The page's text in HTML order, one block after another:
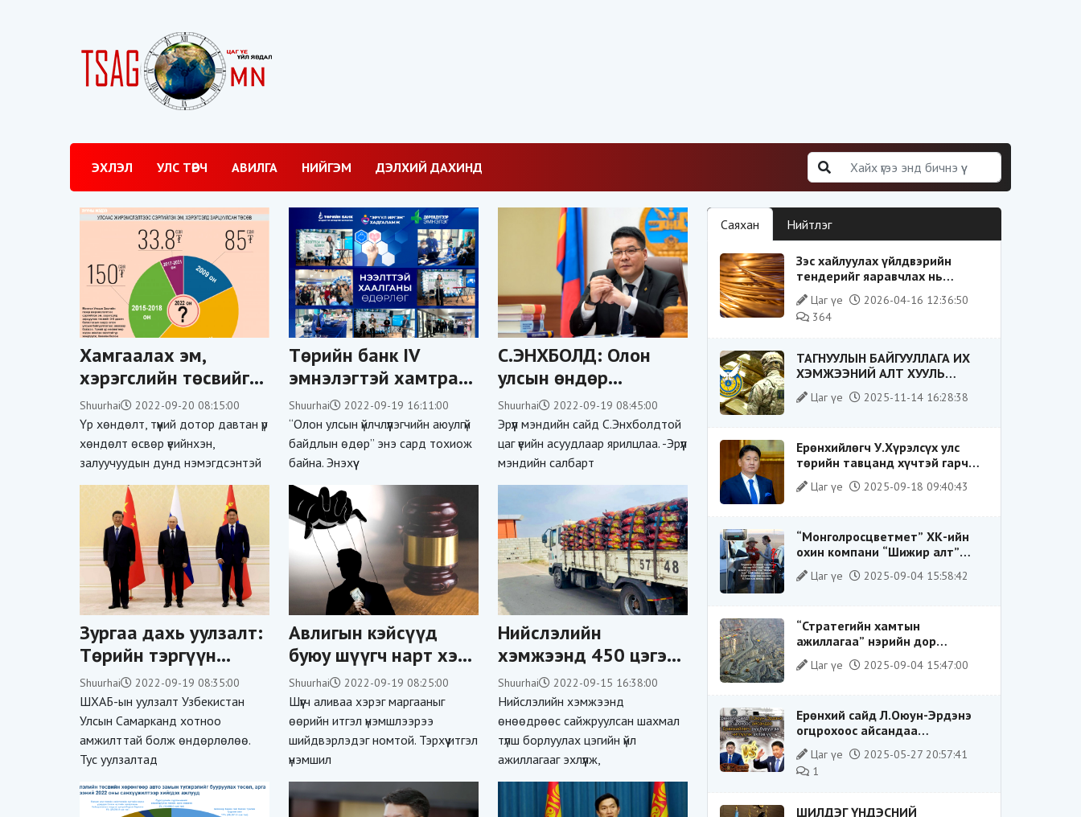
ЭХЛЭЛ УЛС ТӨРЧ АВИЛГА НИЙГЭМ ДЭЛХИЙ ДАХИНД
Хамгаалах эм,
хэрэгслийн төсвийг
“залгичихсан уу?”
Shuurhai 2022-09-20 08:15:00
Үр хөндөлт, түүний дотор давтан үр
хөндөлт өсвөр үеийнхэн,
залуучуудын дунд нэмэгдсэнтэй
Төрийн банк IV
эмнэлэгтэй хамтран
иргэдэд Санхүүгийн
болон эрүүл мэндийн
боловсрол олгов
Shuurhai 2022-09-19 16:11:00
“Олон улсын үйлчлүүлэгчийн аюулгүй
байдлын өдөр” энэ сард тохиож
байна. Энэхүү
С.ЭНХБОЛД: Олон
улсын өндөр
зэрэглэлийн тоног
төхөөрөмж,технологиор
Монголд эмчлэгдэх
боломжгүй 6 өвчний
ЭМЧИЛГЭЭГ
нэвтрүүллээ
Shuurhai 2022-09-19 08:45:00
Эрүүл мэндийн сайд С.Энхболдтой
цаг үеийн асуудлаар ярилцлаа. -Эрүүл
мэндийн салбарт
Зургаа дахь уулзалт:
Төрийн тэргүүн
нарын хэлсэн гол
санаанууд
Shuurhai 2022-09-19 08:35:00
ШХАБ-ын уулзалт Узбекистан
Улсын Самарканд хотноо
амжилттай болж өндөрлөлөө.
Тус уулзалтад
Авлигын кэйсүүд
буюу шүүгч нарт хэн
зуучилдаг вэ?!
Shuurhai 2022-09-19 08:25:00
Шүүгч аливаа хэрэг маргааныг
өөрийн итгэл үнэмшлээрээ
шийдвэрлэдэг номтой. Тэрхүү итгэл
үнэмшил
Нийслэлийн
хэмжээнд 450 цэгээр
сайжруулсан шахмал
түлш борлуулж
эхэллээ
Shuurhai 2022-09-15 16:38:00
Нийслэлийн хэмжээнд
өнөөдрөөс сайжруулсан шахмал
түлш борлуулах цэгийн үйл
ажиллагааг эхлүүлж,
Саяхан Нийтлэг
Зэс хайлуулах үйлдвэрийн
тендерийг яаравчлах нь
“Үндэсний аюулгүй байдал“-д
эрсдэлтэй юу?
Цаг үе
2026-04-16 12:36:50
364
ТАГНУУЛЫН БАЙГУУЛЛАГА ИХ
ХЭМЖЭЭНИЙ АЛТ ХУУЛЬ
БУСААР ХИЛЭЭР ГАРГАХ ГЭЖ
БАЙСАН ҮЙЛДЛИЙГ ТАСЛАН
Цаг үе 2025-11-14 16:28:38
Ерөнхийлөгч У.Хүрэлсүх улс
төрийн тавцанд хүчтэй гарч
ирэхдээ өөрийгөө шударга
ёсны төлөө тэмцэгч, “хуучин
таниулсан.
Цаг үе 2025-09-18 09:40:43
“Монголросцветмет” ХК-ийн
охин компани “Шижир алт”
ХХК-ийн Гүйцэтгэх захирлаар
ажиллаж байсан О.Баттөмөрт
Цаг үе 2025-09-04 15:58:42
“Стратегийн хамтын
ажиллагаа” нэрийн дор
“Чимээгүй хөрөнгө хуримтлал”
Цаг үе 2025-09-04 15:47:00
Ерөнхий сайд Л.Оюун-Эрдэнэ
огцрохоос айсандаа
Ерөнхийлөгч рүү буруугаа
чиглүүлж эхлэв үү
Цаг үе
2025-05-27 20:57:41
1
ШИЛДЭГ ҮНДЭСНИЙ